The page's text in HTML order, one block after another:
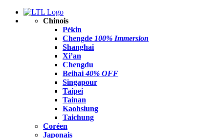
Chinois
Pékin
Chengde 100% Immersion
Shanghai
Xi’an
Chengdu
Beihai40% OFF
Singapour
Taipei
Tainan
Kaohsiung
Taichung
Coréen
Japonais